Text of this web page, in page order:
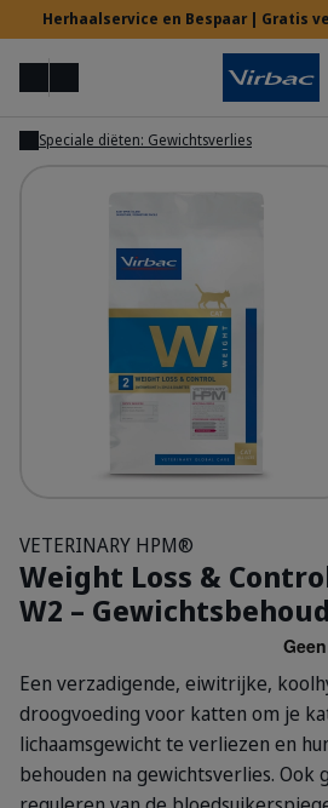
Herhaalservice en Bespaar | Gratis
MenuZoek op
Speciale diëten: Gewichtsverlies
HPM Diet - Cat W2
VETERINARY HPM®
Weight Loss &
W2 – Gewichtsbehoud
Een verzadigende, eiwitrijke,
droogvoeding voor katten om je
lichaamsgewicht te verliezen en
behouden na gewichtsverlies. Ook